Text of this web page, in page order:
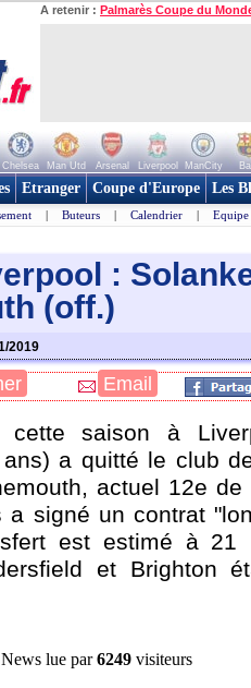
A retenir : Palmarès Coupe du
Chelsea Man Utd Arsenal Liverpool ManCity
Etranger Coupe d'Europe Les
| Buteurs | Calendrier | Equipe
:
(off.)
2019
Email
saison à
a quitté le club
actuel 12e de
a signé un contrat
est estimé à 21
et Brighton
News lue par6249 visiteurs